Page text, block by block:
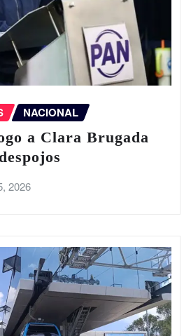
NACIONAL
a Clara Brugada
2026